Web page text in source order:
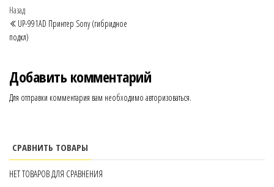
Навигация
по
Предыдущая
запись
Назад
UP-991AD Принтер Sony (гибридное
подкл)
Добавить комментарий
Для отправки комментария вам необходимо авторизоваться.
СРАВНИТЬ ТОВАРЫ
НЕТ ТОВАРОВ ДЛЯ СРАВНЕНИЯ